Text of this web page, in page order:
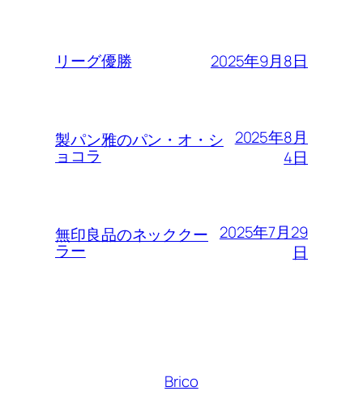
リーグ優勝 2025年9月8日
製パン雅のパン・オ・シ
ョコラ
2025年8月
4日
無印良品のネッククー
ラー
2025年7月29
日
Brico